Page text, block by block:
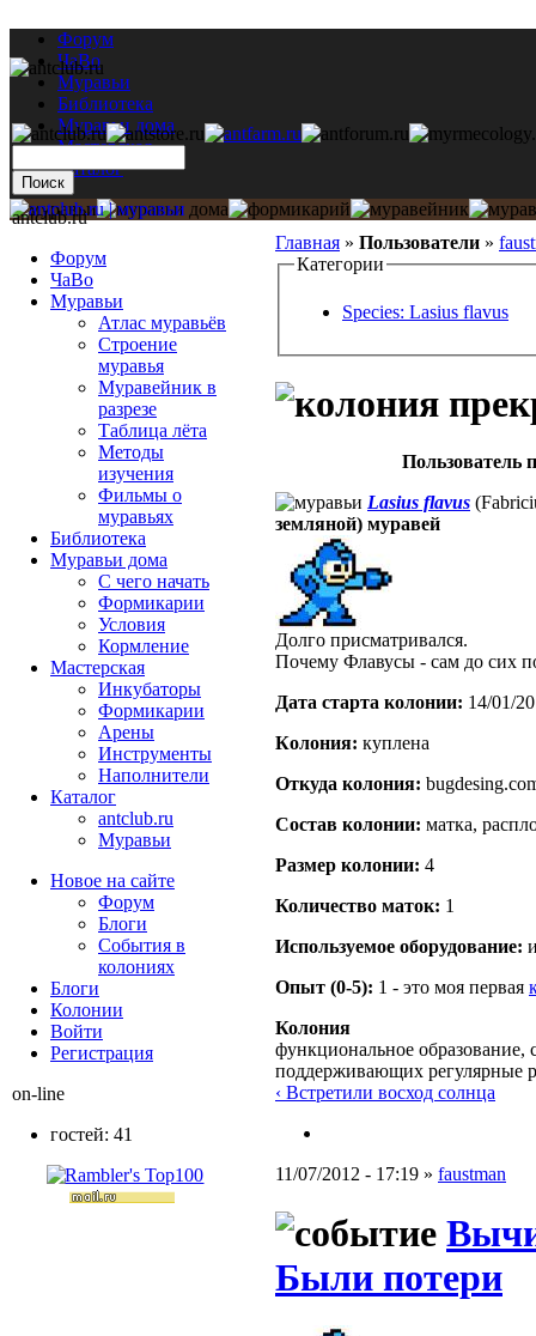
Форум
ЧаВо
Муравьи
Библиотека
Муравьи дома
Мастерская
Каталог
Главная » Пользователи »
Категории
Species: Lasius flavus
Пользователь
Lasius flavus
земляной) муравей
Долго присматривался.
Почему Флавусы - сам до сих
Дата старта кoлонии: 14/01/
Кoлония: куплена
Откуда кoлония:
Состав кoлонии: матка,
Размер кoлонии: 4
Количество маток: 1
Используемое оборудование:
Опыт (0-5): 1 - это моя первая
Колония
функциональное образование,
поддерживающих регулярные
‹ Встретили восход солнца
11/07/2012 - 17:19 » faustman
Были потери
antclub.ru
Форум
ЧаВо
Муравьи
Атлас муравьёв
Строение
муравья
Муравейник в
разрезе
Таблица лёта
Методы
изучения
Фильмы о
муравьях
Библиотека
Муравьи дома
С чего начать
Формикарии
Условия
Кормление
Мастерская
Инкубаторы
Формикарии
Арены
Инструменты
Наполнители
Каталог
antclub.ru
Муравьи
Новое на сайте
Форум
Блоги
События в
колониях
Блоги
Колонии
Войти
Peгиcтpaция
on-line
гостей: 41